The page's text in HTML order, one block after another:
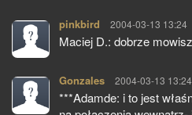
pinkbird pisze:
2004-03-13 13:24
Maciej D.: dobrze mowisz
Gonzales pisze:
2004-03-13 13:24
***Adamde: i to jest